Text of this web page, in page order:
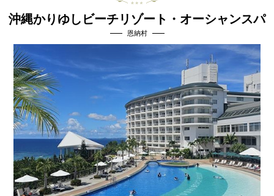
沖縄かりゆしビーチリゾート・オーシャンスパ
恩納村